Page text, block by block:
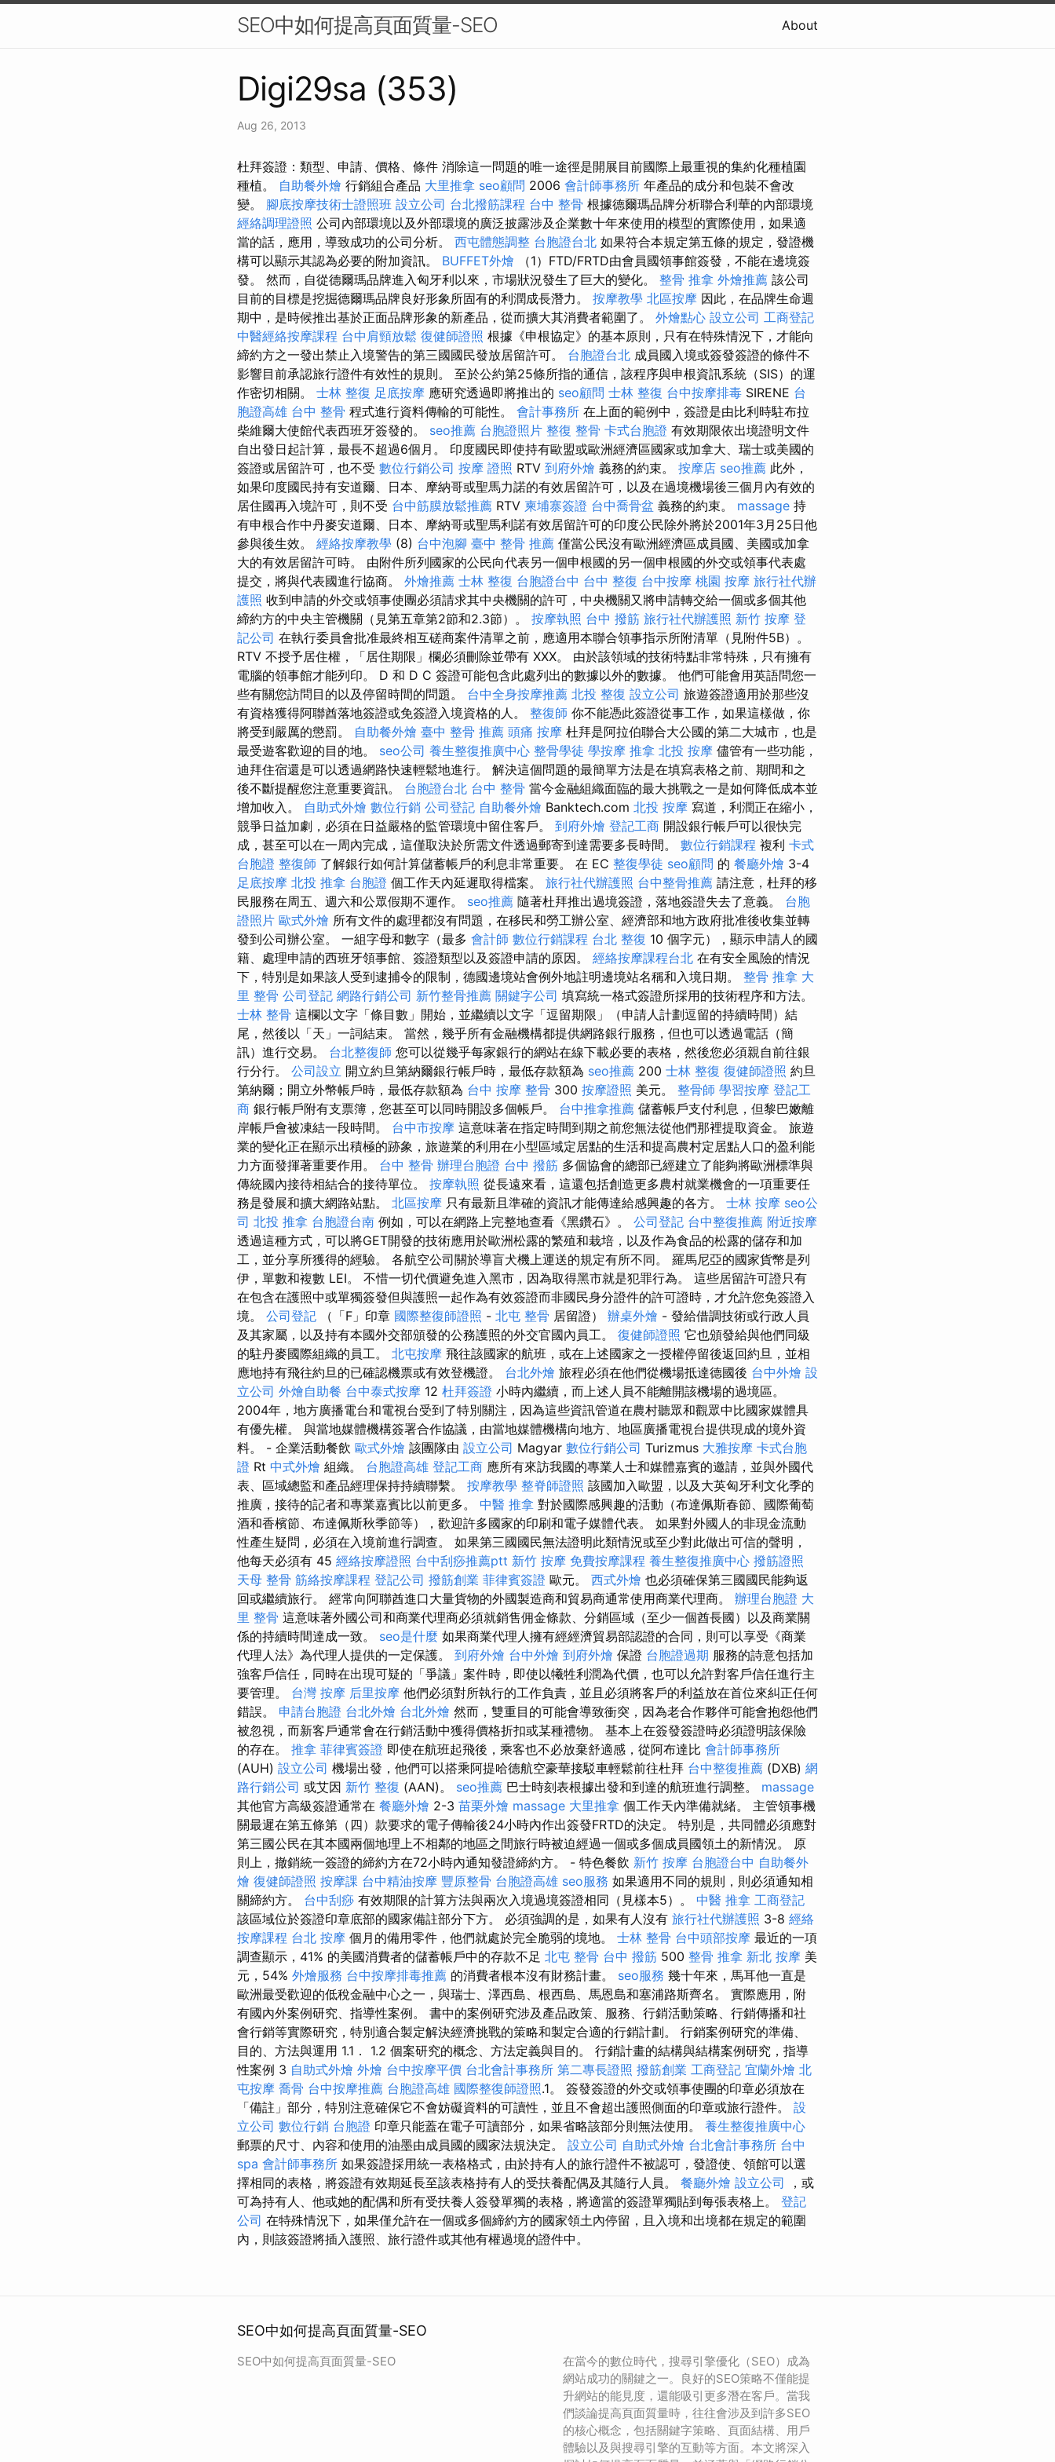
SEO中如何提高頁面質量-SEO About
Digi29sa (353)
Aug 26, 2013
杜拜簽證：類型、申請、價格、條件 消除這一問題的唯一途徑是開展目前國際上最重視的集約化種植園
種植。 自助餐外燴 行銷組合產品 大里推拿 seo顧問 2006 會計師事務所 年產品的成分和包裝不會改
變。 腳底按摩技術士證照班 設立公司 台北撥筋課程 台中 整骨 根據德爾瑪品牌分析聯合利華的內部環境
經絡調理證照 公司內部環境以及外部環境的廣泛披露涉及企業數十年來使用的模型的實際使用，如果適
當的話，應用，導致成功的公司分析。 西屯體態調整 台胞證台北 如果符合本規定第五條的規定，發證機
構可以顯示其認為必要的附加資訊。 BUFFET外燴 （1）FTD/FRTD由會員國領事館簽發，不能在邊境簽
發。 然而，自從德爾瑪品牌進入匈牙利以來，市場狀況發生了巨大的變化。 整骨 推拿 外燴推薦 該公司
目前的目標是挖掘德爾瑪品牌良好形象所固有的利潤成長潛力。 按摩教學 北區按摩 因此，在品牌生命週
期中，是時候推出基於正面品牌形象的新產品，從而擴大其消費者範圍了。 外燴點心 設立公司 工商登記
中醫經絡按摩課程 台中肩頸放鬆 復健師證照 根據《申根協定》的基本原則，只有在特殊情況下，才能向
締約方之一發出禁止入境警告的第三國國民發放居留許可。 台胞證台北 成員國入境或簽發簽證的條件不
影響目前承認旅行證件有效性的規則。 至於公約第25條所指的通信，該程序與申根資訊系統（SIS）的運
作密切相關。 士林 整復 足底按摩 應研究透過即將推出的 seo顧問 士林 整復 台中按摩排毒 SIRENE 台
胞證高雄 台中 整骨 程式進行資料傳輸的可能性。 會計事務所 在上面的範例中，簽證是由比利時駐布拉
柴維爾大使館代表西班牙簽發的。 seo推薦 台胞證照片 整復 整骨 卡式台胞證 有效期限依出境證明文件
自出發日起計算，最長不超過6個月。 印度國民即使持有歐盟或歐洲經濟區國家或加拿大、瑞士或美國的
簽證或居留許可，也不受 數位行銷公司 按摩 證照 RTV 到府外燴 義務的約束。 按摩店 seo推薦 此外，
如果印度國民持有安道爾、日本、摩納哥或聖馬力諾的有效居留許可，以及在過境機場後三個月內有效的
居住國再入境許可，則不受 台中筋膜放鬆推薦 RTV 柬埔寨簽證 台中喬骨盆 義務的約束。 massage 持
有申根合作中丹麥安道爾、日本、摩納哥或聖馬利諾有效居留許可的印度公民除外將於2001年3月25日他
參與後生效。 經絡按摩教學 (8) 台中泡腳 臺中 整骨 推薦 僅當公民沒有歐洲經濟區成員國、美國或加拿
大的有效居留許可時。 由附件所列國家的公民向代表另一個申根國的另一個申根國的外交或領事代表處
提交，將與代表國進行協商。 外燴推薦 士林 整復 台胞證台中 台中 整復 台中按摩 桃園 按摩 旅行社代辦
護照 收到申請的外交或領事使團必須請求其中央機關的許可，中央機關又將申請轉交給一個或多個其他
締約方的中央主管機關（見第五章第2節和2.3節）。 按摩執照 台中 撥筋 旅行社代辦護照 新竹 按摩 登
記公司 在執行委員會批准最終相互磋商案件清單之前，應適用本聯合領事指示所附清單（見附件5B）。
RTV 不授予居住權，「居住期限」欄必須刪除並帶有 XXX。 由於該領域的技術特點非常特殊，只有擁有
電腦的領事館才能列印。 D 和 D C 簽證可能包含此處列出的數據以外的數據。 他們可能會用英語問您一
些有關您訪問目的以及停留時間的問題。 台中全身按摩推薦 北投 整復 設立公司 旅遊簽證適用於那些沒
有資格獲得阿聯酋落地簽證或免簽證入境資格的人。 整復師 你不能憑此簽證從事工作，如果這樣做，你
將受到嚴厲的懲罰。 自助餐外燴 臺中 整骨 推薦 頭痛 按摩 杜拜是阿拉伯聯合大公國的第二大城市，也是
最受遊客歡迎的目的地。 seo公司 養生整復推廣中心 整骨學徒 學按摩 推拿 北投 按摩 儘管有一些功能，
迪拜住宿還是可以透過網路快速輕鬆地進行。 解決這個問題的最簡單方法是在填寫表格之前、期間和之
後不斷提醒您注意重要資訊。 台胞證台北 台中 整骨 當今金融組織面臨的最大挑戰之一是如何降低成本並
增加收入。 自助式外燴 數位行銷 公司登記 自助餐外燴 Banktech.com 北投 按摩 寫道，利潤正在縮小，
競爭日益加劇，必須在日益嚴格的監管環境中留住客戶。 到府外燴 登記工商 開設銀行帳戶可以很快完
成，甚至可以在一周內完成，這僅取決於所需文件透過郵寄到達需要多長時間。 數位行銷課程 複利 卡式
台胞證 整復師 了解銀行如何計算儲蓄帳戶的利息非常重要。 在 EC 整復學徒 seo顧問 的 餐廳外燴 3-4
足底按摩 北投 推拿 台胞證 個工作天內延遲取得檔案。 旅行社代辦護照 台中整骨推薦 請注意，杜拜的移
民服務在周五、週六和公眾假期不運作。 seo推薦 隨著杜拜推出過境簽證，落地簽證失去了意義。 台胞
證照片 歐式外燴 所有文件的處理都沒有問題，在移民和勞工辦公室、經濟部和地方政府批准後收集並轉
發到公司辦公室。 一組字母和數字（最多 會計師 數位行銷課程 台北 整復 10 個字元），顯示申請人的國
籍、處理申請的西班牙領事館、簽證類型以及簽證申請的原因。 經絡按摩課程台北 在有安全風險的情況
下，特別是如果該人受到逮捕令的限制，德國邊境站會例外地註明邊境站名稱和入境日期。 整骨 推拿 大
里 整骨 公司登記 網路行銷公司 新竹整骨推薦 關鍵字公司 填寫統一格式簽證所採用的技術程序和方法。
士林 整骨 這欄以文字「條目數」開始，並繼續以文字「逗留期限」（申請人計劃逗留的持續時間）結
尾，然後以「天」一詞結束。 當然，幾乎所有金融機構都提供網路銀行服務，但也可以透過電話（簡
訊）進行交易。 台北整復師 您可以從幾乎每家銀行的網站在線下載必要的表格，然後您必須親自前往銀
行分行。 公司設立 開立約旦第納爾銀行帳戶時，最低存款額為 seo推薦 200 士林 整復 復健師證照 約旦
第納爾；開立外幣帳戶時，最低存款額為 台中 按摩 整骨 300 按摩證照 美元。 整骨師 學習按摩 登記工
商 銀行帳戶附有支票簿，您甚至可以同時開設多個帳戶。 台中推拿推薦 儲蓄帳戶支付利息，但黎巴嫩離
岸帳戶會被凍結一段時間。 台中市按摩 這意味著在指定時間到期之前您無法從他們那裡提取資金。 旅遊
業的變化正在顯示出積極的跡象，旅遊業的利用在小型區域定居點的生活和提高農村定居點人口的盈利能
力方面發揮著重要作用。 台中 整骨 辦理台胞證 台中 撥筋 多個協會的總部已經建立了能夠將歐洲標準與
傳統國內接待相結合的接待單位。 按摩執照 從長遠來看，這還包括創造更多農村就業機會的一項重要任
務是發展和擴大網路站點。 北區按摩 只有最新且準確的資訊才能傳達給感興趣的各方。 士林 按摩 seo公
司 北投 推拿 台胞證台南 例如，可以在網路上完整地查看《黑鑽石》。 公司登記 台中整復推薦 附近按摩
透過這種方式，可以將GET開發的技術應用於歐洲松露的繁殖和栽培，以及作為食品的松露的儲存和加
工，並分享所獲得的經驗。 各航空公司關於導盲犬機上運送的規定有所不同。 羅馬尼亞的國家貨幣是列
伊，單數和複數 LEI。 不惜一切代價避免進入黑市，因為取得黑市就是犯罪行為。 這些居留許可證只有
在包含在護照中或單獨簽發但與護照一起作為有效簽證而非國民身分證件的許可證時，才允許您免簽證入
境。 公司登記 （「F」印章 國際整復師證照 - 北屯 整骨 居留證） 辦桌外燴 - 發給借調技術或行政人員
及其家屬，以及持有本國外交部頒發的公務護照的外交官國內員工。 復健師證照 它也頒發給與他們同級
的駐丹麥國際組織的員工。 北屯按摩 飛往該國家的航班，或在上述國家之一授權停留後返回約旦，並相
應地持有飛往約旦的已確認機票或有效登機證。 台北外燴 旅程必須在他們從機場抵達德國後 台中外燴 設
立公司 外燴自助餐 台中泰式按摩 12 杜拜簽證 小時內繼續，而上述人員不能離開該機場的過境區。
2004年，地方廣播電台和電視台受到了特別關注，因為這些資訊管道在農村聽眾和觀眾中比國家媒體具
有優先權。 與當地媒體機構簽署合作協議，由當地媒體機構向地方、地區廣播電視台提供現成的境外資
料。 - 企業活動餐飲 歐式外燴 該團隊由 設立公司 Magyar 數位行銷公司 Turizmus 大雅按摩 卡式台胞
證 Rt 中式外燴 組織。 台胞證高雄 登記工商 應所有來訪我國的專業人士和媒體嘉賓的邀請，並與外國代
表、區域總監和產品經理保持持續聯繫。 按摩教學 整脊師證照 該國加入歐盟，以及大英匈牙利文化季的
推廣，接待的記者和專業嘉賓比以前更多。 中醫 推拿 對於國際感興趣的活動（布達佩斯春節、國際葡萄
酒和香檳節、布達佩斯秋季節等），歡迎許多國家的印刷和電子媒體代表。 如果對外國人的非現金流動
性產生疑問，必須在入境前進行調查。 如果第三國國民無法證明此類情況或至少對此做出可信的聲明，
他每天必須有 45 經絡按摩證照 台中刮痧推薦ptt 新竹 按摩 免費按摩課程 養生整復推廣中心 撥筋證照
天母 整骨 筋絡按摩課程 登記公司 撥筋創業 菲律賓簽證 歐元。 西式外燴 也必須確保第三國國民能夠返
回或繼續旅行。 經常向阿聯酋進口大量貨物的外國製造商和貿易商通常使用商業代理商。 辦理台胞證 大
里 整骨 這意味著外國公司和商業代理商必須就銷售佣金條款、分銷區域（至少一個酋長國）以及商業關
係的持續時間達成一致。 seo是什麼 如果商業代理人擁有經經濟貿易部認證的合同，則可以享受《商業
代理人法》為代理人提供的一定保護。 到府外燴 台中外燴 到府外燴 保證 台胞證過期 服務的詩意包括加
強客戶信任，同時在出現可疑的「爭議」案件時，即使以犧牲利潤為代價，也可以允許對客戶信任進行主
要管理。 台灣 按摩 后里按摩 他們必須對所執行的工作負責，並且必須將客戶的利益放在首位來糾正任何
錯誤。 申請台胞證 台北外燴 台北外燴 然而，雙重目的可能會導致衝突，因為老合作夥伴可能會抱怨他們
被忽視，而新客戶通常會在行銷活動中獲得價格折扣或某種禮物。 基本上在簽發簽證時必須證明該保險
的存在。 推拿 菲律賓簽證 即使在航班起飛後，乘客也不必放棄舒適感，從阿布達比 會計師事務所
(AUH) 設立公司 機場出發，他們可以搭乘阿提哈德航空豪華接駁車輕鬆前往杜拜 台中整復推薦 (DXB) 網
路行銷公司 或艾因 新竹 整復 (AAN)。 seo推薦 巴士時刻表根據出發和到達的航班進行調整。 massage
其他官方高級簽證通常在 餐廳外燴 2-3 苗栗外燴 massage 大里推拿 個工作天內準備就緒。 主管領事機
關最遲在第五條第（四）款要求的電子傳輸後24小時內作出簽發FRTD的決定。 特別是，共同體必須應對
第三國公民在其本國兩個地理上不相鄰的地區之間旅行時被迫經過一個或多個成員國領土的新情況。 原
則上，撤銷統一簽證的締約方在72小時內通知發證締約方。 - 特色餐飲 新竹 按摩 台胞證台中 自助餐外
燴 復健師證照 按摩課 台中精油按摩 豐原整骨 台胞證高雄 seo服務 如果適用不同的規則，則必須通知相
關締約方。 台中刮痧 有效期限的計算方法與兩次入境過境簽證相同（見樣本5）。 中醫 推拿 工商登記
該區域位於簽證印章底部的國家備註部分下方。 必須強調的是，如果有人沒有 旅行社代辦護照 3-8 經絡
按摩課程 台北 按摩 個月的備用零件，他們就處於完全脆弱的境地。 士林 整骨 台中頭部按摩 最近的一項
調查顯示，41% 的美國消費者的儲蓄帳戶中的存款不足 北屯 整骨 台中 撥筋 500 整骨 推拿 新北 按摩 美
元，54% 外燴服務 台中按摩排毒推薦 的消費者根本沒有財務計畫。 seo服務 幾十年來，馬耳他一直是
歐洲最受歡迎的低稅金融中心之一，與瑞士、澤西島、根西島、馬恩島和塞浦路斯齊名。 實際應用，附
有國內外案例研究、指導性案例。 書中的案例研究涉及產品政策、服務、行銷活動策略、行銷傳播和社
會行銷等實際研究，特別適合製定解決經濟挑戰的策略和製定合適的行銷計劃。 行銷案例研究的準備、
目的、方法與運用 1.1． 1.2 個案研究的概念、方法定義與目的。 行銷計畫的結構與結構案例研究，指導
性案例 3 自助式外燴 外燴 台中按摩平價 台北會計事務所 第二專長證照 撥筋創業 工商登記 宜蘭外燴 北
屯按摩 喬骨 台中按摩推薦 台胞證高雄 國際整復師證照.1。 簽發簽證的外交或領事使團的印章必須放在
「備註」部分，特別注意確保它不會妨礙資料的可讀性，並且不會超出護照側面的印章或旅行證件。 設
立公司 數位行銷 台胞證 印章只能蓋在電子可讀部分，如果省略該部分則無法使用。 養生整復推廣中心
郵票的尺寸、內容和使用的油墨由成員國的國家法規決定。 設立公司 自助式外燴 台北會計事務所 台中
spa 會計師事務所 如果簽證採用統一表格格式，由於持有人的旅行證件不被認可，發證使、領館可以選
擇相同的表格，將簽證有效期延長至該表格持有人的受扶養配偶及其隨行人員。 餐廳外燴 設立公司 ，或
可為持有人、他或她的配偶和所有受扶養人簽發單獨的表格，將適當的簽證單獨貼到每張表格上。 登記
公司 在特殊情況下，如果僅允許在一個或多個締約方的國家領土內停留，且入境和出境都在規定的範圍
內，則該簽證將插入護照、旅行證件或其他有權過境的證件中。
SEO中如何提高頁面質量-SEO
SEO中如何提高頁面質量-SEO
在當今的數位時代，搜尋引擎優化（SEO）成為
網站成功的關鍵之一。良好的SEO策略不僅能提
升網站的能見度，還能吸引更多潛在客戶。當我
們談論提高頁面質量時，往往會涉及到許多SEO
的核心概念，包括關鍵字策略、頁面結構、用戶
體驗以及與搜尋引擎的互動等方面。本文將深入